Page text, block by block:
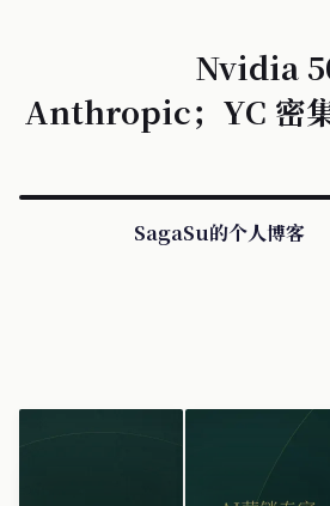
Nvidia
Anthropic；YC 密集
SagaSu的个人博客